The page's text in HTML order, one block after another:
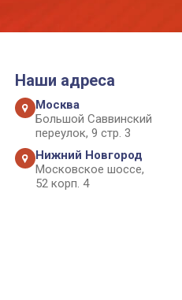
Наши адреса
Москва
Большой Саввинский
переулок, 9 стр. 3
Нижний Новгород
Московское шоссе,
52 корп. 4